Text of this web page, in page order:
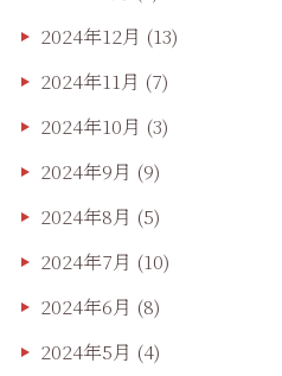
2024年12月 (13)
2024年11月 (7)
2024年10月 (3)
2024年9月 (9)
2024年8月 (5)
2024年7月 (10)
2024年6月 (8)
2024年5月 (4)